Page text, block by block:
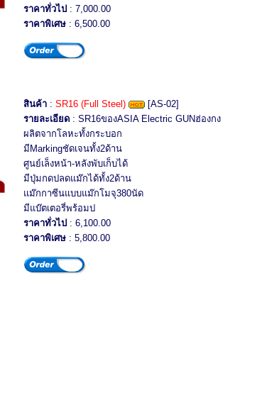
ราคาทั่วไป : 7,000.00
ราคาพิเศษ : 6,500.00
สินค้า : SR16 (Full Steel)
[AS-02]
รายละเอียด : SR16ของASIA Electric GUNฮ่องกง
ผลิตจากโลหะทั้งกระบอก
มีMarkingชัดเจนทั้ง2ด้าน
ศูนย์เล็งหน้า-หลังพับเก็บได้
มีปุ่มกดปลดแม๊กได้ทั้ง2ด้าน
แม๊กกาซีนแบบแม๊กโมจุ380นัด
มีแบ๊ตเตอรี่พร้อมป
ราคาทั่วไป : 6,100.00
ราคาพิเศษ : 5,800.00